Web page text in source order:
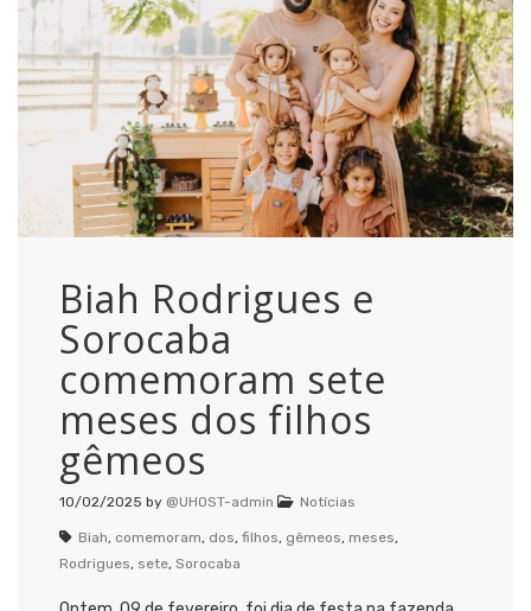
Biah Rodrigues e
Sorocaba
comemoram sete
meses dos filhos
gêmeos
10/02/2025 by @UHOST-admin Notícias
Biah, comemoram, dos, filhos, gêmeos, meses,
Rodrigues, sete, Sorocaba